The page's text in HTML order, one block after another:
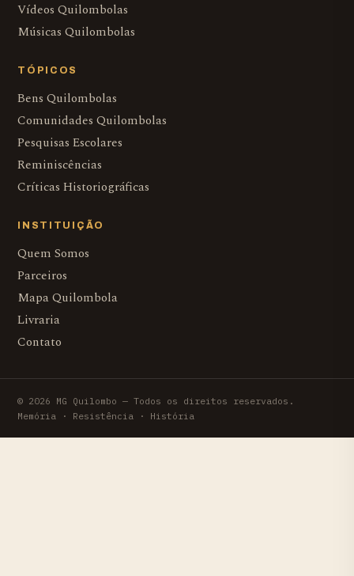
Vídeos Quilombolas
Músicas Quilombolas
TÓPICOS
Bens Quilombolas
Comunidades Quilombolas
Pesquisas Escolares
Reminiscências
Críticas Historiográficas
INSTITUIÇÃO
Quem Somos
Parceiros
Mapa Quilombola
Livraria
Contato
© 2026 MG Quilombo — Todos os direitos reservados.
Memória · Resistência · História